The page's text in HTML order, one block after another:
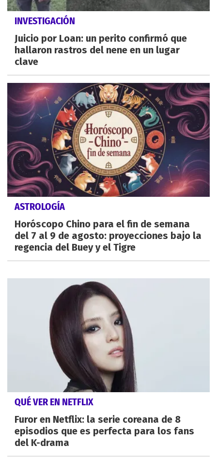
INVESTIGACIÓN
Juicio por Loan: un perito confirmó que
hallaron rastros del nene en un lugar
clave
ASTROLOGÍA
Horóscopo Chino para el fin de semana
del 7 al 9 de agosto: proyecciones bajo la
regencia del Buey y el Tigre
QUÉ VER EN NETFLIX
Furor en Netflix: la serie coreana de 8
episodios que es perfecta para los fans
del K-drama